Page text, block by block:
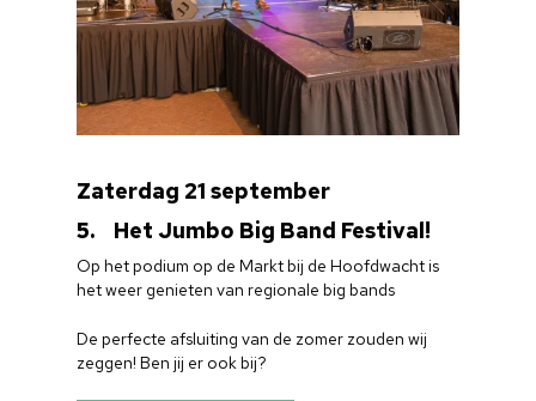
Zaterdag 21 september
5. Het Jumbo Big Band Festival!
Op het podium op de Markt bij de Hoofdwacht is
het weer genieten van regionale big bands
De perfecte afsluiting van de zomer zouden wij
zeggen! Ben jij er ook bij?